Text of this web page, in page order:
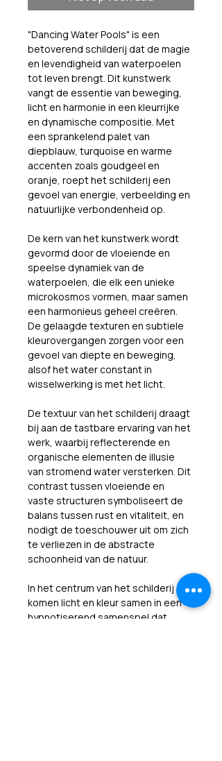
"Dancing Water Pools" is een
betoverend schilderij dat de magie
en levendigheid van waterpoelen
tot leven brengt. Dit kunstwerk
vangt de essentie van beweging,
licht en harmonie in een kleurrijke
en dynamische compositie. Met
een sprankelend palet van
diepblauw, turquoise en warme
accenten zoals goudgeel en
oranje, roept het schilderij een
gevoel van energie, verbeelding en
natuurlijke verbondenheid op.
De kern van het kunstwerk wordt
gevormd door de vloeiende en
speelse dynamiek van de
waterpoelen, die elk een unieke
microkosmos vormen, maar samen
een harmonieus geheel creëren.
De gelaagde texturen en subtiele
kleurovergangen zorgen voor een
gevoel van diepte en beweging,
alsof het water constant in
wisselwerking is met het licht.
De textuur van het schilderij draagt
bij aan de tastbare ervaring van het
werk, waarbij reflecterende en
organische elementen de illusie
van stromend water versterken. Dit
contrast tussen vloeiende en
vaste structuren symboliseert de
balans tussen rust en vitaliteit, en
nodigt de toeschouwer uit om zich
te verliezen in de abstracte
schoonheid van de natuur.
In het centrum van het schilderij
komen licht en kleur samen in een
hypnotiserend samenspel dat